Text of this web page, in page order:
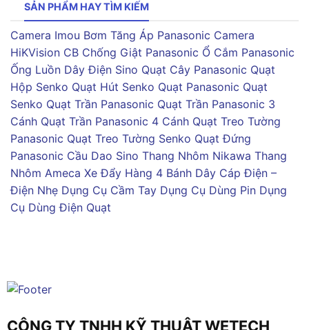
SẢN PHẨM HAY TÌM KIẾM
Camera Imou Bơm Tăng Áp Panasonic Camera
HiKVision CB Chống Giật Panasonic Ổ Cắm Panasonic
Ống Luồn Dây Điện Sino Quạt Cây Panasonic Quạt
Hộp Senko Quạt Hút Senko Quạt Panasonic Quạt
Senko Quạt Trần Panasonic Quạt Trần Panasonic 3
Cánh Quạt Trần Panasonic 4 Cánh Quạt Treo Tường
Panasonic Quạt Treo Tường Senko Quạt Đứng
Panasonic Cầu Dao Sino Thang Nhôm Nikawa Thang
Nhôm Ameca Xe Đẩy Hàng 4 Bánh Dây Cáp Điện –
Điện Nhẹ Dụng Cụ Cầm Tay Dụng Cụ Dùng Pin Dụng
Cụ Dùng Điện Quạt
CÔNG TY TNHH KỸ THUẬT WETECH